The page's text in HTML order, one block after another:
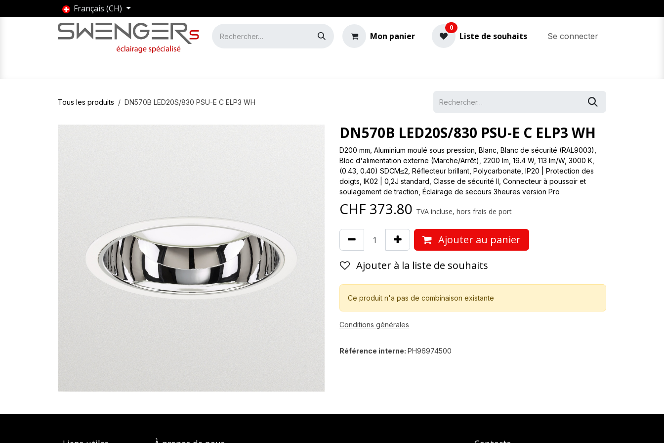
Se rendre au contenu
Français (CH)
Mon panier
0
Liste de souhaits Se connecter
Tous les produits DN570B LED20S/830 PSU-E C ELP3 WH
DN570B LED20S/830 PSU-E C ELP3 WH
D200 mm, Aluminium moulé sous pression, Blanc, Blanc de sécurité (RAL9003),
Bloc d'alimentation externe (Marche/Arrêt), 2200 lm, 19.4 W, 113 lm/W, 3000 K,
(0.43, 0.40) SDCM≤2, Réflecteur brillant, Polycarbonate, IP20 | Protection des
doigts, IK02 | 0,2J standard, Classe de sécurité II, Connecteur à poussoir et
soulagement de traction, Éclairage de secours 3heures version Pro
CHF 373.80 TVA incluse, hors frais de port
Ajouter au panier
Ajouter à la liste de souhaits
Ce produit n'a pas de combinaison existante
Conditions générales
Référence interne: PH96974500